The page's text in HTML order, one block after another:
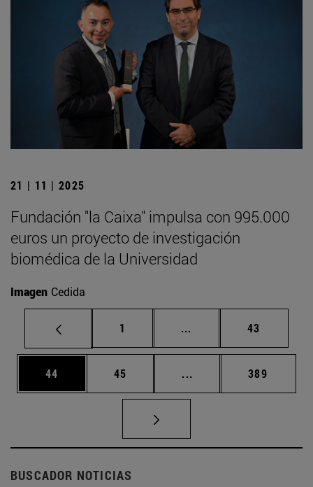
21 | 11 | 2025
Fundación "la Caixa" impulsa con 995.000
euros un proyecto de investigación
biomédica de la Universidad
Imagen Cedida
Página
1 ... Páginas intermedias
Página
43
Página
44 Página
45 ... Páginas intermedias
Página
389
BUSCADOR NOTICIAS